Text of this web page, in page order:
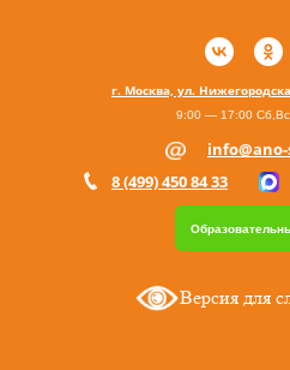
г. Москва, ул.
8 (499) 450 84 33
9:00 — 17:00
Версия для